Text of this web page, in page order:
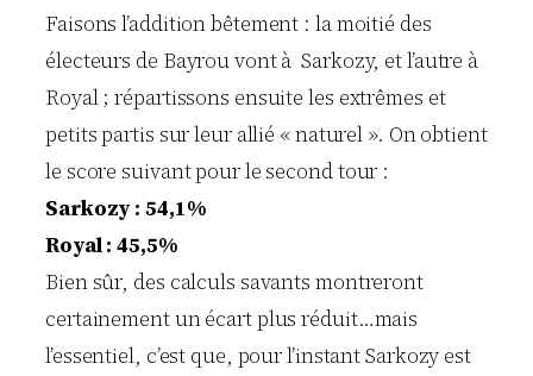
Faisons l’addition bêtement : la moitié des
électeurs de Bayrou vont à Sarkozy, et l’autre à
Royal ; répartissons ensuite les extrêmes et
petits partis sur leur allié « naturel ». On obtient
le score suivant pour le second tour :
Sarkozy : 54,1%
Royal : 45,5%
Bien sûr, des calculs savants montreront
certainement un écart plus réduit…mais
l’essentiel, c’est que, pour l’instant Sarkozy est